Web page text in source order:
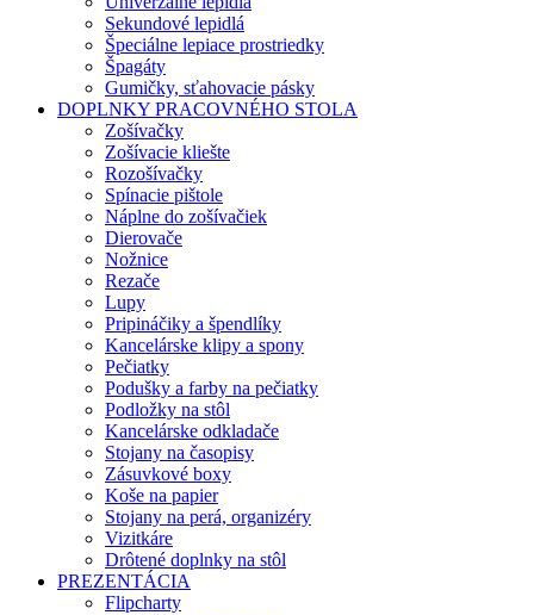
Sekundové lepidlá
Špeciálne lepiace prostriedky
Špagáty
Gumičky, sťahovacie pásky
DOPLNKY PRACOVNÉHO STOLA
Zošívačky
Zošívacie kliešte
Rozošívačky
Spínacie pištole
Náplne do zošívačiek
Dierovače
Nožnice
Rezače
Lupy
Pripináčiky a špendlíky
Kancelárske klipy a spony
Pečiatky
Podušky a farby na pečiatky
Podložky na stôl
Kancelárske odkladače
Stojany na časopisy
Zásuvkové boxy
Koše na papier
Stojany na perá, organizéry
Vizitkáre
Drôtené doplnky na stôl
PREZENTÁCIA
Flipcharty